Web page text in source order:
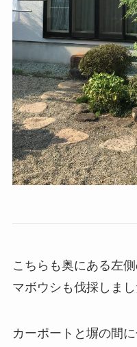
こちらも奥にある左
マボウシも伐採しまし
カーポートと塀の間